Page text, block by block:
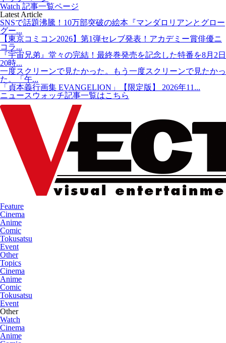
Watch 記事一覧ページ
Latest Article
SNSで話題沸騰！10万部突破の絵本『マンダロリアンとグロー
グー...
【東京コミコン2026】第1弾セレブ発表！アカデミー賞俳優ニ
コラ...
『宇宙兄弟』堂々の完結！最終巻発売を記念した特番を8月2日
20時...
一度スクリーンで見たかった。もう一度スクリーンで見たかっ
た。「午...
「貞本義行画集 EVANGELION」【限定版】 2026年11...
ニュースウォッチ記事一覧はこちら
Feature
Cinema
Anime
Comic
Tokusatsu
Event
Other
Topics
Cinema
Anime
Comic
Tokusatsu
Event
Other
Watch
Cinema
Anime